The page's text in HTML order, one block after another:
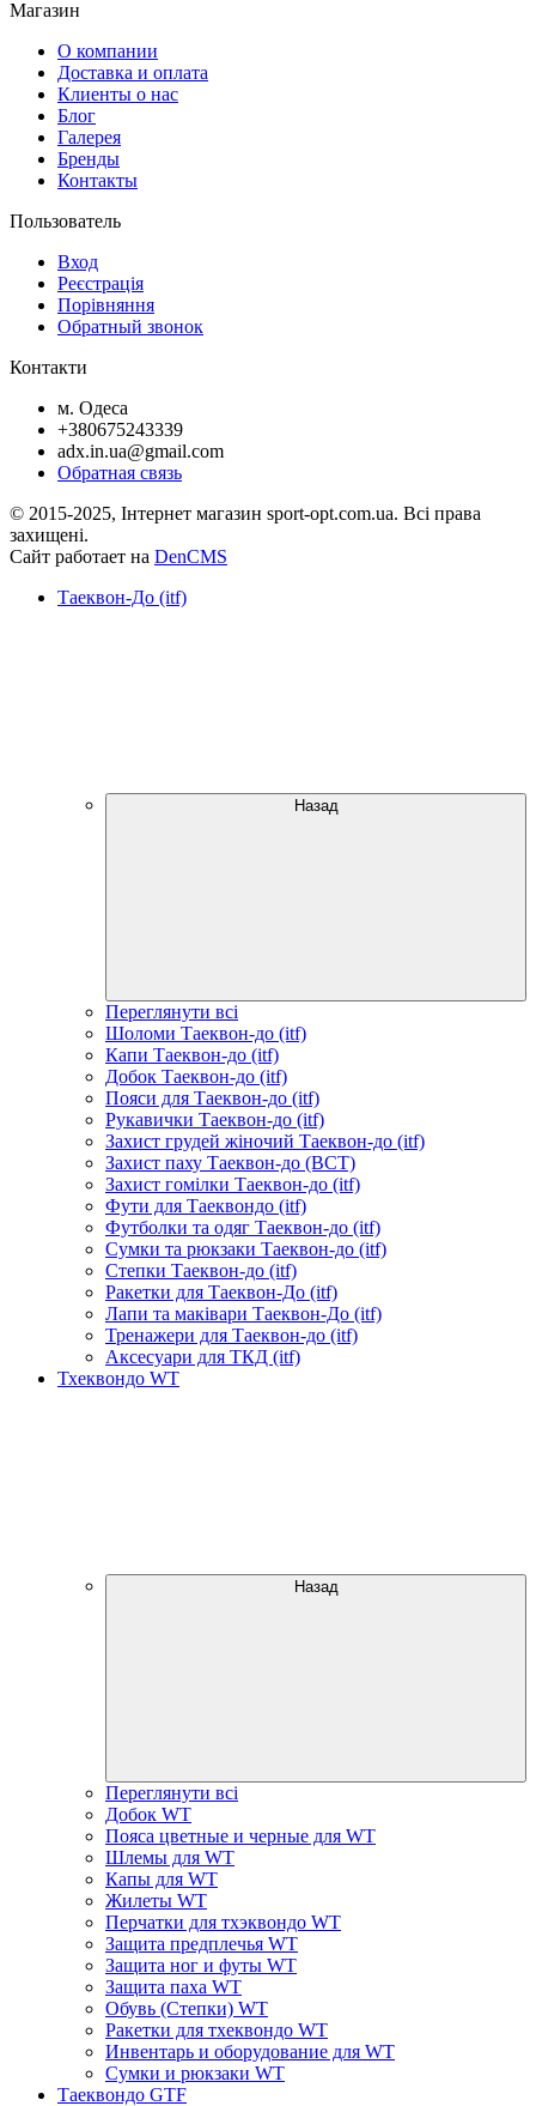
Магазин
О компании
Доставка и оплата
Клиенты о нас
Блог
Галерея
Бренды
Контакты
Пользователь
Вход
Реєстрація
Порівняння
Обратный звонок
Контакти
м. Одеса
+380675243339
adx.in.ua@gmail.com
Обратная связь
© 2015-2025, Інтернет магазин sport-opt.com.ua. Всі права
захищені.
Сайт работает на DenCMS
Таеквон-До (itf)
Назад
Переглянути всі
Шоломи Таеквон-до (itf)
Капи Таеквон-до (itf)
Добок Таеквон-до (itf)
Пояси для Таеквон-до (itf)
Рукавички Таеквон-до (itf)
Захист грудей жіночий Таеквон-до (itf)
Захист паху Таеквон-до (ВСТ)
Захист гомілки Таеквон-до (itf)
Фути для Таеквондо (itf)
Футболки та одяг Таеквон-до (itf)
Сумки та рюкзаки Таеквон-до (itf)
Степки Таеквон-до (itf)
Ракетки для Таеквон-До (itf)
Лапи та маківари Таеквон-До (itf)
Тренажери для Таеквон-до (itf)
Аксесуари для ТКД (itf)
Тхеквондо WT
Назад
Переглянути всі
Добок WT
Пояса цветные и черные для WT
Шлемы для WT
Капы для WT
Жилеты WT
Перчатки для тхэквондо WT
Защита предплечья WT
Защита ног и футы WT
Защита паха WT
Обувь (Степки) WT
Ракетки для тхеквондо WT
Инвентарь и оборудование для WT
Сумки и рюкзаки WT
Таеквондо GTF